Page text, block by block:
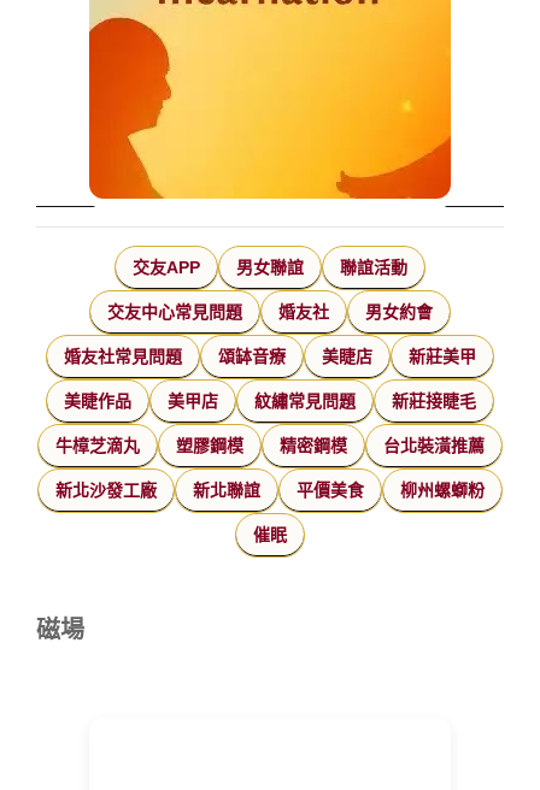
交友APP 男女聯誼 聯誼活動
交友中心常見問題 婚友社 男女約會
婚友社常見問題 頌缽音療 美睫店 新莊美甲
美睫作品 美甲店 紋繡常見問題 新莊接睫毛
牛樟芝滴丸 塑膠鋼模 精密鋼模 台北裝潢推薦
新北沙發工廠 新北聯誼 平價美食 柳州螺螄粉
催眠
磁場